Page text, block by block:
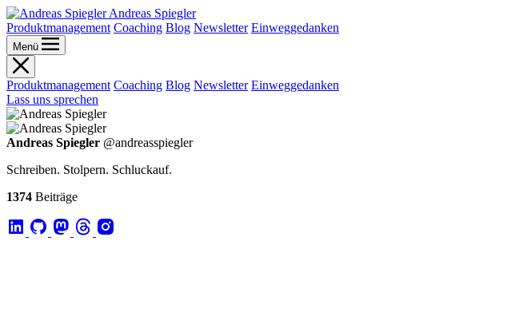
Andreas Spiegler
Produktmanagement Coaching Blog Newsletter Einweggedanken
Menü
Produktmanagement Coaching Blog Newsletter Einweggedanken
Lass uns sprechen
Andreas Spiegler @andreasspiegler
Schreiben. Stolpern. Schluckauf.
1374 Beiträge